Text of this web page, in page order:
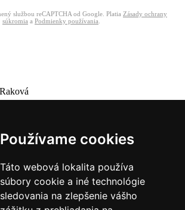
Používame cookies
Táto webová lokalita používa
súbory cookie a iné technológie
sledovania na zlepšenie vášho
službou reCAPTCHA od Google. Platia Zásady ochrany
súkromia a Podmienky používania
Nové Mesto